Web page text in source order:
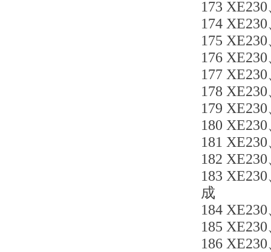
173
174
175
176
177
178
179
180
181
182
183
成
184
185
186